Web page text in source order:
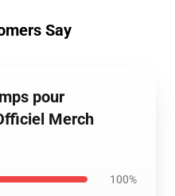
Say
pour
Merch
100%